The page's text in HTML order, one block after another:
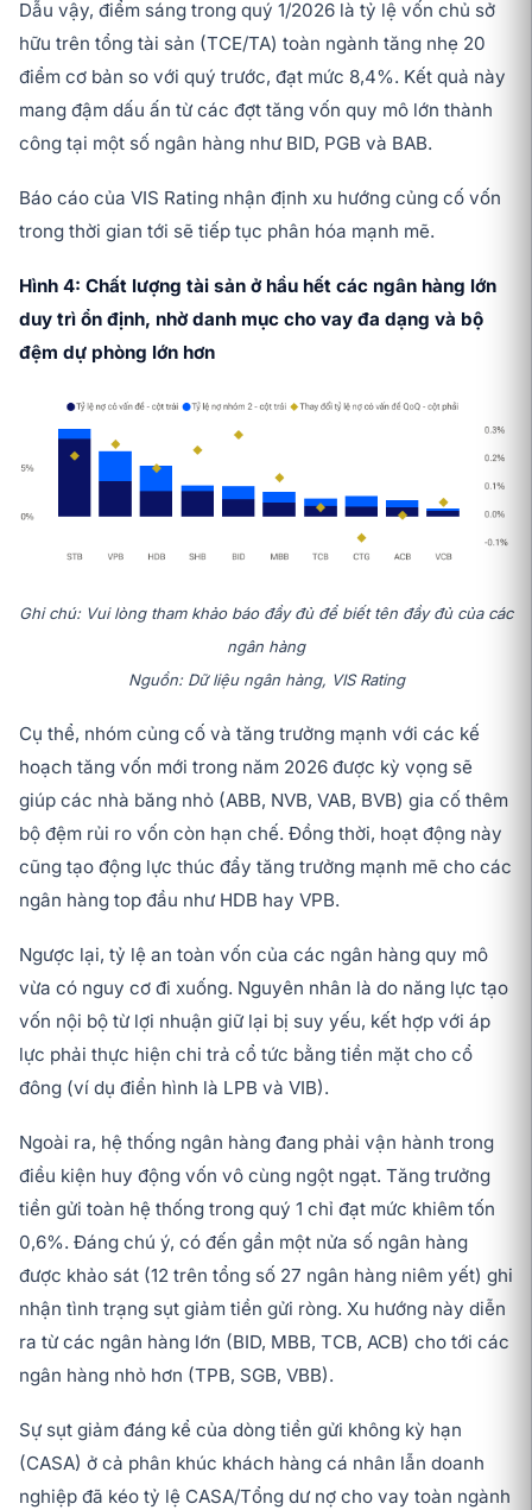
Dẫu vậy, điểm sáng trong quý 1/2026 là tỷ lệ vốn chủ sở
hữu trên tổng tài sản (TCE/TA) toàn ngành tăng nhẹ 20
điểm cơ bản so với quý trước, đạt mức 8,4%. Kết quả này
mang đậm dấu ấn từ các đợt tăng vốn quy mô lớn thành
công tại một số ngân hàng như BID, PGB và BAB.
Báo cáo của VIS Rating nhận định xu hướng củng cố vốn
trong thời gian tới sẽ tiếp tục phân hóa mạnh mẽ.
Hình 4: Chất lượng tài sản ở hầu hết các ngân hàng lớn
duy trì ổn định, nhờ danh mục cho vay đa dạng và bộ
đệm dự phòng lớn hơn
Ghi chú: Vui lòng tham khảo báo đầy đủ để biết tên đầy đủ của các
ngân hàng
Nguồn: Dữ liệu ngân hàng, VIS Rating
Cụ thể, nhóm củng cố và tăng trưởng mạnh với các kế
hoạch tăng vốn mới trong năm 2026 được kỳ vọng sẽ
giúp các nhà băng nhỏ (ABB, NVB, VAB, BVB) gia cố thêm
bộ đệm rủi ro vốn còn hạn chế. Đồng thời, hoạt động này
cũng tạo động lực thúc đẩy tăng trưởng mạnh mẽ cho các
ngân hàng top đầu như HDB hay VPB.
Ngược lại, tỷ lệ an toàn vốn của các ngân hàng quy mô
vừa có nguy cơ đi xuống. Nguyên nhân là do năng lực tạo
vốn nội bộ từ lợi nhuận giữ lại bị suy yếu, kết hợp với áp
lực phải thực hiện chi trả cổ tức bằng tiền mặt cho cổ
đông (ví dụ điển hình là LPB và VIB).
Ngoài ra, hệ thống ngân hàng đang phải vận hành trong
điều kiện huy động vốn vô cùng ngột ngạt. Tăng trưởng
tiền gửi toàn hệ thống trong quý 1 chỉ đạt mức khiêm tốn
0,6%. Đáng chú ý, có đến gần một nửa số ngân hàng
được khảo sát (12 trên tổng số 27 ngân hàng niêm yết) ghi
nhận tình trạng sụt giảm tiền gửi ròng. Xu hướng này diễn
ra từ các ngân hàng lớn (BID, MBB, TCB, ACB) cho tới các
ngân hàng nhỏ hơn (TPB, SGB, VBB).
Sự sụt giảm đáng kể của dòng tiền gửi không kỳ hạn
(CASA) ở cả phân khúc khách hàng cá nhân lẫn doanh
nghiệp đã kéo tỷ lệ CASA/Tổng dư nợ cho vay toàn ngành